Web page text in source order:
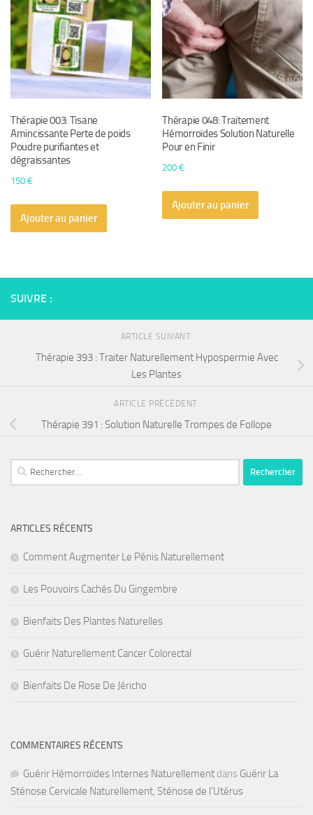
Thérapie 003: Tisane
Amincissante Perte de poids
Poudre purifiantes et
dégraissantes
150 €
Ajouter au panier
Thérapie 048: Traitement
Hémorroïdes Solution Naturelle
Pour en Finir
200€
Ajouter au panier
SUIVRE :
ARTICLE SUIVANT
Thérapie 393 : Traiter Naturellement Hypospermie Avec
Les Plantes
ARTICLE PRÉCÉDENT
Thérapie 391 : Solution Naturelle Trompes de Follope
Rechercher :
ARTICLES RÉCENTS
Comment Augmenter Le Pénis Naturellement
Les Pouvoirs Cachés Du Gingembre
Bienfaits Des Plantes Naturelles
Guérir Naturellement Cancer Colorectal
Bienfaits De Rose De Jéricho
COMMENTAIRES RÉCENTS
Guérir Hémorroïdes Internes Naturellement dans Guérir La
Sténose Cervicale Naturellement, Sténose de l’Utérus